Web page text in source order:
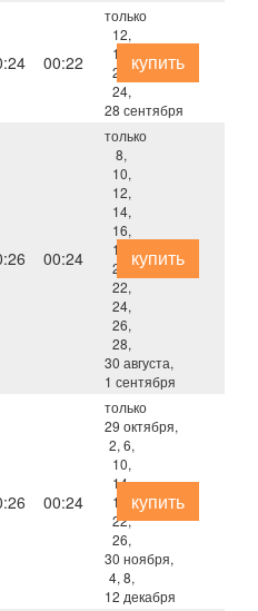
00:22
только
12,
16,
20,
24,
28 сентября
купить
00:24
только
8,
10,
12,
14,
16,
18,
20,
22,
24,
26,
28,
30 августа,
1 сентября
купить
00:24
только
29 октября,
2, 6,
10,
14,
18,
22,
26,
30 ноября,
4, 8,
12 декабря
купить